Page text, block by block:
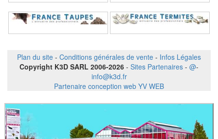
Plan du site - Conditions générales de vente - Infos Légales
Copyright K3D SARL 2006-2026 - Sites Partenaires - @-
info@k3d.fr
Partenaire conception web YV WEB